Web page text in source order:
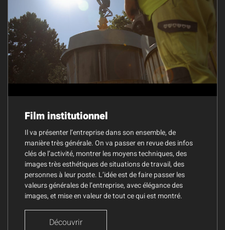
Film institutionnel
Il va présenter l’entreprise dans son ensemble, de
manière très générale. On va passer en revue des infos
clés de l’activité, montrer les moyens techniques, des
images très esthétiques de situations de travail, des
personnes à leur poste. L’idée est de faire passer les
valeurs générales de l’entreprise, avec élégance des
images, et mise en valeur de tout ce qui est montré.
Découvrir